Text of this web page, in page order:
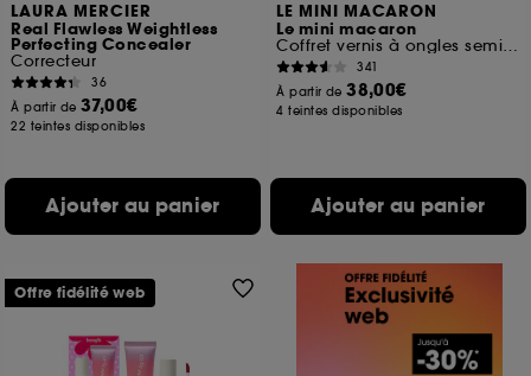
LAURA MERCIER
Real Flawless Weightless
Perfecting Concealer
Correcteur
36
À partir de37,00€
22 teintes disponibles
Ajouter au panier
LE MINI MACARON
Le mini macaron
Coffret vernis à ongles semi permanent
341
À partir de38,00€
4 teintes disponibles
Ajouter au panier
Offre fidélité web